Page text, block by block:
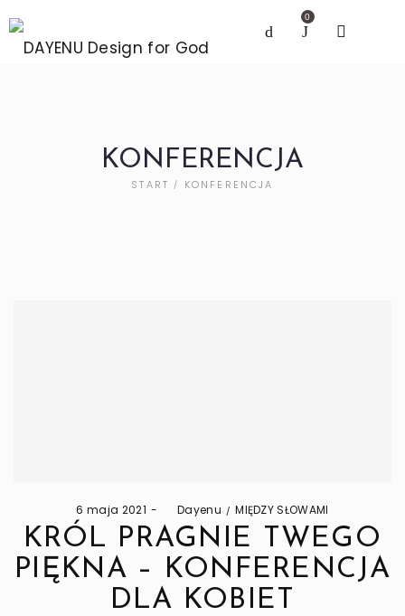
0
KONFERENCJA
START / KONFERENCJA
Posted
on
6 maja 2021 byDayenu
Posted
in
MIĘDZY SŁOWAMI
KRÓL PRAGNIE TWEGO
PIĘKNA – KONFERENCJA
DLA KOBIET